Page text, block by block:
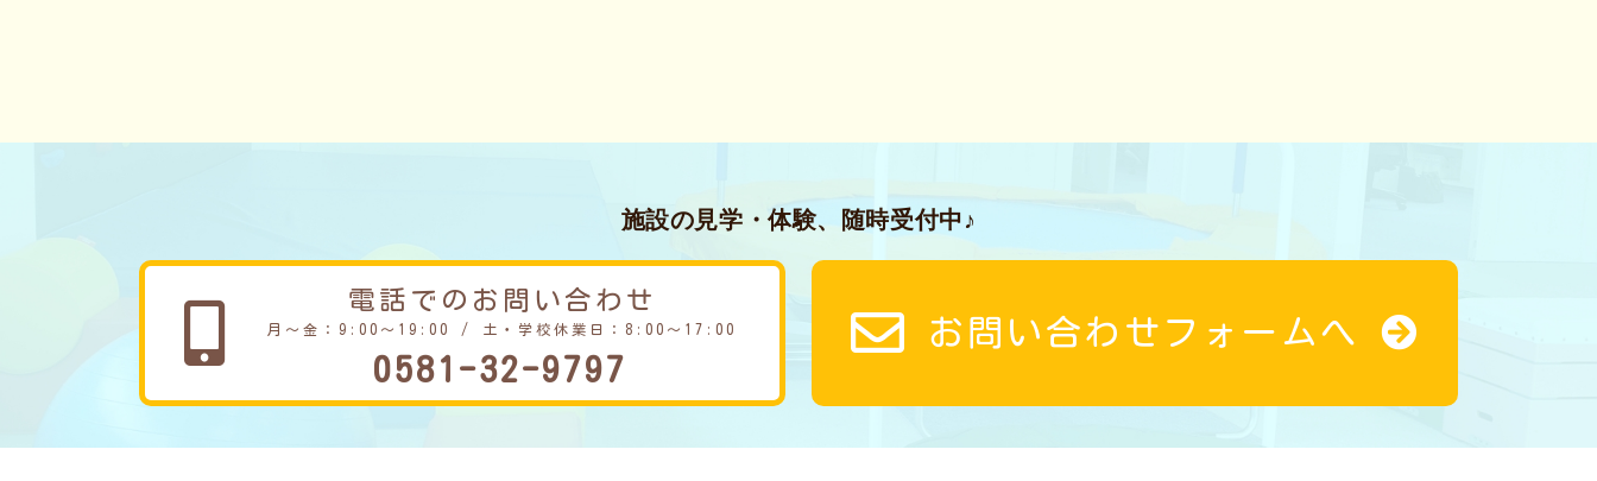
施設の見学・体験、随時受付中♪
お問い合わせフォームへ
電話でのお問い合わせ
月～金：9:00～19:00 / 土・学校休業日：8:00～17:00
0581-32-9797